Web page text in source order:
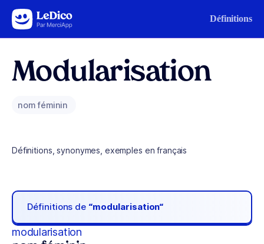
Aller au contenu Définitions
Modularisation
nom féminin
Définitions, synonymes, exemples en français
Définitions de “modularisation“
modularisation